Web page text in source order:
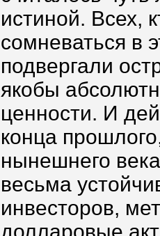
истиной. Всех,
сомневаться в
подвергали
якобы
ценности. И
конца
нынешнего
весьма
инвесторов,